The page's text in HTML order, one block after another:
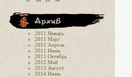
2011 Январь
2011 Март
2011 Апрель
2011 Июнь
2011 Октябрь
2012 Май
2013 Август
2014 Июнь